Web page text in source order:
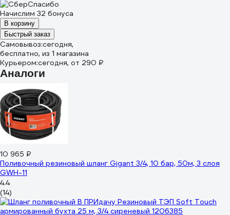
Начислим 32 бонуса
В корзину
Быстрый заказ
Самовывоз:сегодня,
бесплатно, из 1 магазина
Курьером:сегодня, от 290 ₽
Аналоги
10 965 ₽
Поливочный резиновый шланг Gigant 3/4, 10 бар, 50м, 3 слоя
GWH-11
4.4
(14)